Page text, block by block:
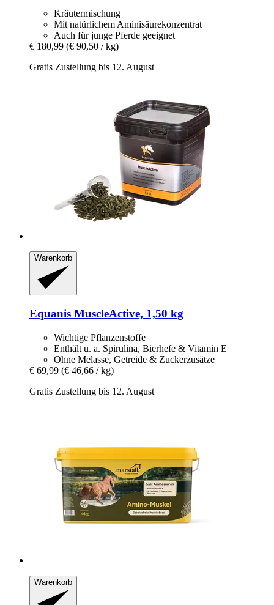
Kräutermischung
Mit natürlichem Aminisäurekonzentrat
Auch für junge Pferde geeignet
€ 180,99 (€ 90,50 / kg)
Gratis Zustellung bis 12. August
Warenkorb
Equanis MuscleActive, 1,50 kg
Wichtige Pflanzenstoffe
Enthält u. a. Spirulina, Bierhefe & Vitamin E
Ohne Melasse, Getreide & Zuckerzusätze
€ 69,99 (€ 46,66 / kg)
Gratis Zustellung bis 12. August
Warenkorb